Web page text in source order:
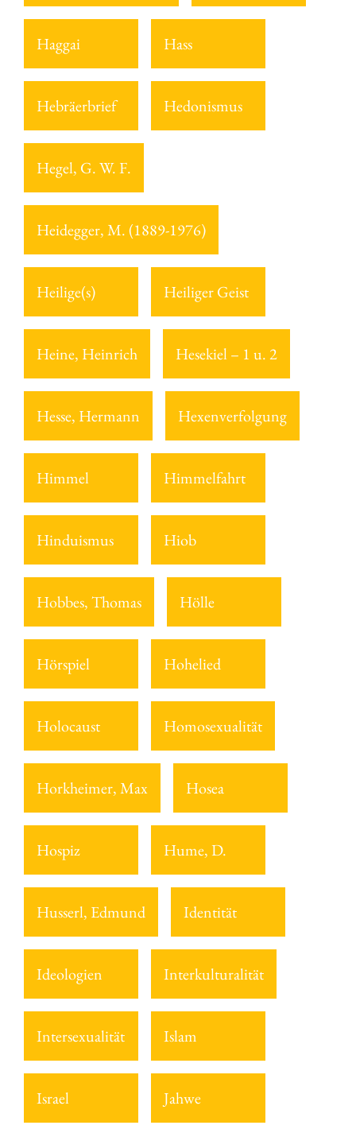
Haggai Hass
Hebräerbrief Hedonismus
Hegel, G. W. F.
Heidegger, M. (1889-1976)
Heilige(s) Heiliger Geist
Heine, Heinrich Hesekiel – 1 u. 2
Hesse, Hermann Hexenverfolgung
Himmel Himmelfahrt
Hinduismus Hiob
Hobbes, Thomas Hölle
Hörspiel Hohelied
Holocaust Homosexualität
Horkheimer, Max Hosea
Hospiz Hume, D.
Husserl, Edmund Identität
Ideologien Interkulturalität
Intersexualität Islam
Israel Jahwe